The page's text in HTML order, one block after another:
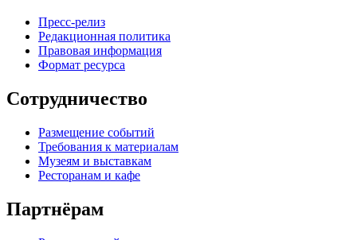
Пресс-релиз
Редакционная политика
Правовая информация
Формат ресурса
Сотрудничество
Размещение событий
Требования к материалам
Музеям и выставкам
Ресторанам и кафе
Партнёрам